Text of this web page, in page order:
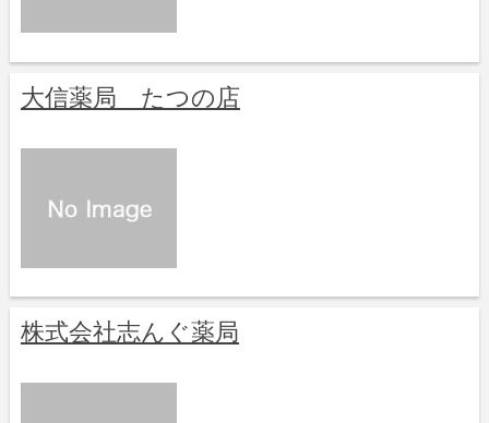
大信薬局 たつの店
株式会社志んぐ薬局